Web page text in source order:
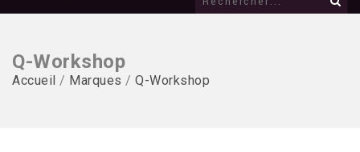
Q-Workshop
Accueil / Marques / Q-Workshop